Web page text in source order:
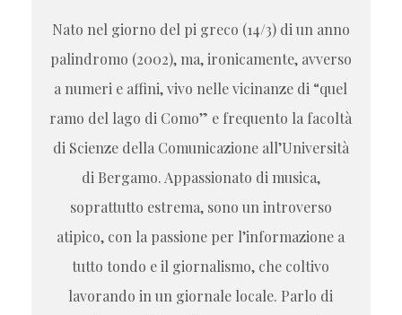
Nato nel giorno del pi greco (14/3) di un anno
palindromo (2002), ma, ironicamente, avverso
a numeri e affini, vivo nelle vicinanze di “quel
ramo del lago di Como” e frequento la facoltà
di Scienze della Comunicazione all’Università
di Bergamo. Appassionato di musica,
soprattutto estrema, sono un introverso
atipico, con la passione per l’informazione a
tutto tondo e il giornalismo, che coltivo
lavorando in un giornale locale. Parlo di